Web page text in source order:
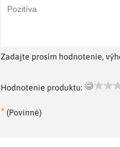
Zadajte prosím hodnotenie,
Hodnotenie produktu:
* (Povinné)